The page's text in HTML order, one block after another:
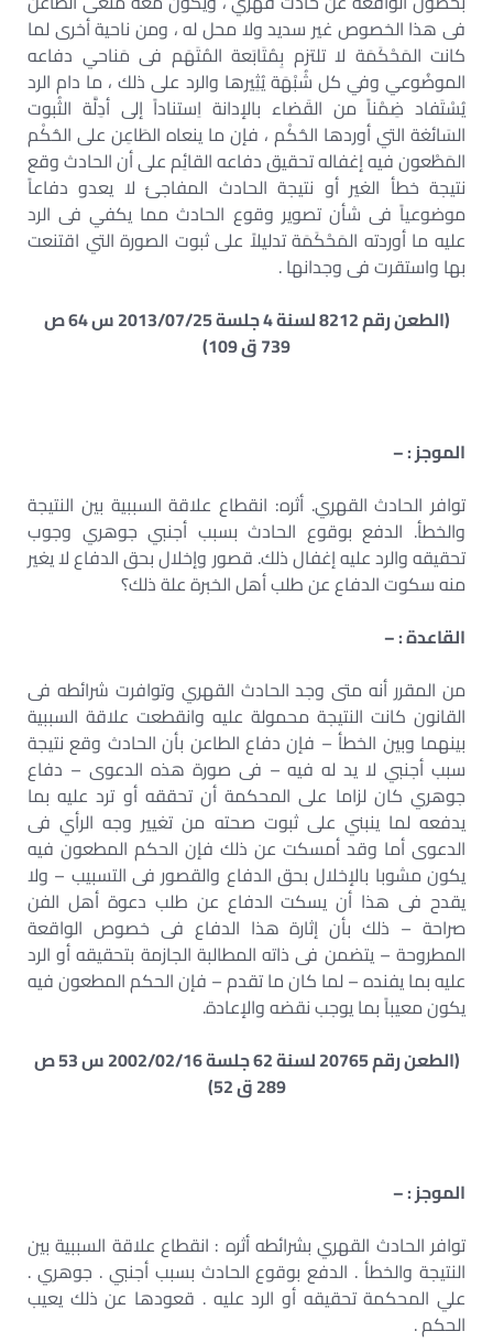
فى هذا الخصوص غير سديد ولا محل له ، ومن ناحية أخرى لما
كانت المَحْكَمَة لا تلتزم بِمُتَابَعة المُتَهَم فى مَناحي دفاعه
الموضُوعي وفي كل شُبْهَة يُثِيرها والرد على ذلك ، ما دام الرد
يُسْتَفاد ضِمْناً من القَضاء بالإدانة اِستناداً إلى أدِلَّة الثُبوت
السَائغة التي أوردها الحُكْم ، فإن ما ينعاه الطَاعِن على الحُكْم
المَطْعون فيه إغفاله تحقيق دفاعه القائِم على أن الحادث وقع
نتيجة خطأ الغير أو نتيجة الحادث المفاجئ لا يعدو دفاعاً
موضوعياً فى شأن تصوير وقوع الحادث مما يكفي فى الرد
عليه ما أوردته المَحْكَمَة تدليلاً على ثبوت الصورة التي اقتنعت
بها واستقرت فى وجدانها .
(الطعن رقم 8212 لسنة 4 جلسة 2013/07/25 س 64 ص
739 ق 109)
الموجز : –
توافر الحادث القهري. أثره: انقطاع علاقة السببية بين النتيجة
والخطأ. الدفع بوقوع الحادث بسبب أجنبي جوهري وجوب
تحقيقه والرد عليه إغفال ذلك. قصور وإخلال بحق الدفاع لا يغير
منه سكوت الدفاع عن طلب أهل الخبرة علة ذلك؟
القاعدة : –
من المقرر أنه متى وجد الحادث القهري وتوافرت شرائطه فى
القانون كانت النتيجة محمولة عليه وانقطعت علاقة السببية
بينهما وبين الخطأ – فإن دفاع الطاعن بأن الحادث وقع نتيجة
سبب أجنبي لا يد له فيه – فى صورة هذه الدعوى – دفاع
جوهري كان لزاما على المحكمة أن تحققه أو ترد عليه بما
يدفعه لما ينبني على ثبوت صحته من تغيير وجه الرأي فى
الدعوى أما وقد أمسكت عن ذلك فإن الحكم المطعون فيه
يكون مشوبا بالإخلال بحق الدفاع والقصور فى التسبيب – ولا
يقدح فى هذا أن يسكت الدفاع عن طلب دعوة أهل الفن
صراحة – ذلك بأن إثارة هذا الدفاع فى خصوص الواقعة
المطروحة – يتضمن فى ذاته المطالبة الجازمة بتحقيقه أو الرد
عليه بما يفنده – لما كان ما تقدم – فإن الحكم المطعون فيه
يكون معيباً بما يوجب نقضه والإعادة.
(الطعن رقم 20765 لسنة 62 جلسة 2002/02/16 س 53 ص
289 ق 52)
الموجز : –
توافر الحادث القهري بشرائطه أثره : انقطاع علاقة السببية بين
النتيجة والخطأ . الدفع بوقوع الحادث بسبب أجنبي . جوهري .
علي المحكمة تحقيقه أو الرد عليه . قعودها عن ذلك يعيب
الحكم .